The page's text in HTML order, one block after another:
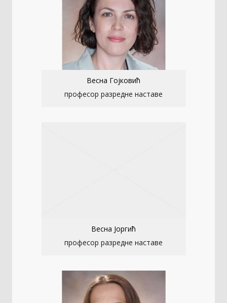
Весна Гојковић
професор разредне наставе
Весна Јоргић
професор разредне наставе